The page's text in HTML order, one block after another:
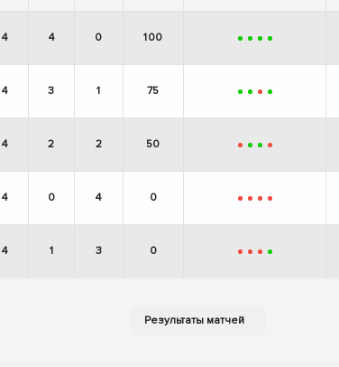
4 4 0 100 + + + +
4 3 1 75 + + - +
4 2 2 50 - + + -
4 0 4 0 - - - -
4 1 3 0 - - - +